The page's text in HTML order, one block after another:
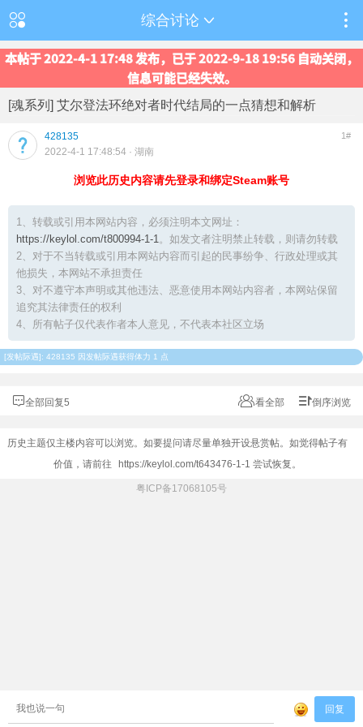
综合讨论
本帖于 2022-4-1 17:48 发布，已于 2022-9-18 19:56 自动关闭，
信息可能已经失效。
[魂系列] 艾尔登法环绝对者时代结局的一点猜想和解析
428135 1#
2022-4-1 17:48:54 · 湖南
浏览此历史内容请先登录和绑定Steam账号
1、转载或引用本网站内容，必须注明本文网址：
https://keylol.com/t800994-1-1。如发文者注明禁止转载，则请勿转载
2、对于不当转载或引用本网站内容而引起的民事纷争、行政处理或其
他损失，本网站不承担责任
3、对不遵守本声明或其他违法、恶意使用本网站内容者，本网站保留
追究其法律责任的权利
4、所有帖子仅代表作者本人意见，不代表本社区立场
[发帖际遇]: 428135 因发帖际遇获得体力 1 点
全部回复5 看全部 倒序浏览
历史主题仅主楼内容可以浏览。如要提问请尽量单独开设悬赏帖。如觉得帖子有
价值，请前往
https://keylol.com/t643476-1-1 尝试恢复。
粤ICP备17068105号